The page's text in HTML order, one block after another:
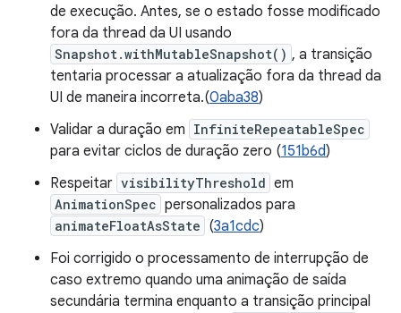
de execução. Antes, se o estado fosse modificado
fora da thread da UI usando
Snapshot.withMutableSnapshot() , a transição
tentaria processar a atualização fora da thread da
UI de maneira incorreta.(0aba38)
Validar a duração em InfiniteRepeatableSpec
para evitar ciclos de duração zero (151b6d)
Respeitar visibilityThreshold em
AnimationSpec personalizados para
animateFloatAsState (3a1cdc)
Foi corrigido o processamento de interrupção de
caso extremo quando uma animação de saída
secundária termina enquanto a transição principal